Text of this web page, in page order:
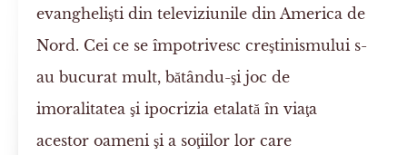
evanghelişti din televiziunile din America de
Nord. Cei ce se împotrivesc creştinismului s-
au bucurat mult, bătându-şi joc de
imoralitatea şi ipocrizia etalată în viaţa
acestor oameni şi a soţiilor lor care